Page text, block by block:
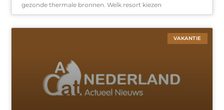
gezonde thermale bronnen. Welk resort kiezen
VAKANTIE